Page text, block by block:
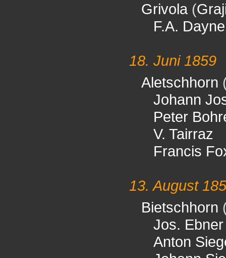
Grivola (
F.A. Dayne
18. Juni 1859
Aletschhorn
Johann
Peter
V. Tairraz
Francis
13. August
Bietschhorn
Jos. Ebner
Anton